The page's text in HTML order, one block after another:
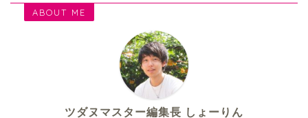
ABOUT ME
ツダヌマスター編集長 しょーりん